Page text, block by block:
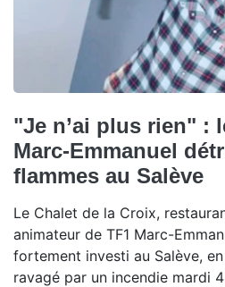
"Je n’ai plus rien" :
Marc-Emmanuel
flammes au Salève
Le Chalet de la Croix,
animateur de TF1 Marc-
fortement investi au Salève,
ravagé par un incendie mardi